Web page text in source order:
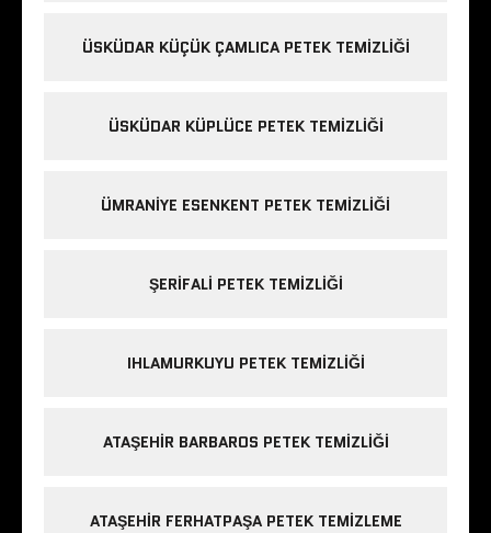
ÜSKÜDAR KÜÇÜK ÇAMLICA PETEK TEMIZLIĞI
ÜSKÜDAR KÜPLÜCE PETEK TEMIZLIĞI
ÜMRANIYE ESENKENT PETEK TEMIZLIĞI
ŞERIFALI PETEK TEMIZLIĞI
IHLAMURKUYU PETEK TEMIZLIĞI
ATAŞEHIR BARBAROS PETEK TEMIZLIĞI
ATAŞEHIR FERHATPAŞA PETEK TEMIZLEME